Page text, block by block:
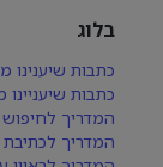
בלוג
כתבות שיענינו
כתבות
המדריך
המדריך